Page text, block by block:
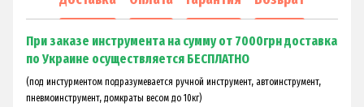
При заказе инструмента на сумму от 7000грн доставка
по Украине осуществляется БЕСПЛАТНО
(под инстурментом подразумевается ручной инструмент, автоинструмент,
пневмоинструмент, домкраты весом до 10кг)